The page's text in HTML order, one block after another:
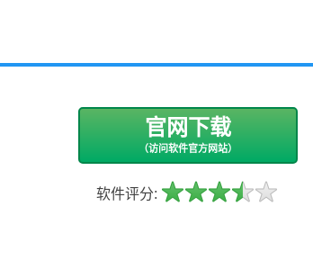
官网下载
（访问软件官方网站）
软件评分: